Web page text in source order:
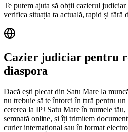
Te putem ajuta să obții cazierul judiciar
verifica situația ta actuală, rapid și fără
Cazier judiciar pentru
diaspora
Dacă ești plecat din Satu Mare la
nu trebuie să te întorci în țară pentru
cererea la IPJ Satu Mareîn numele tău,
semnată online, și îți trimitem
curier internațional sau în format